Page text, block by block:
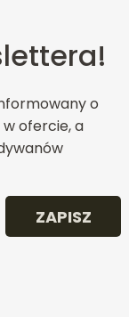
o
ofercie, a
ZAPISZ